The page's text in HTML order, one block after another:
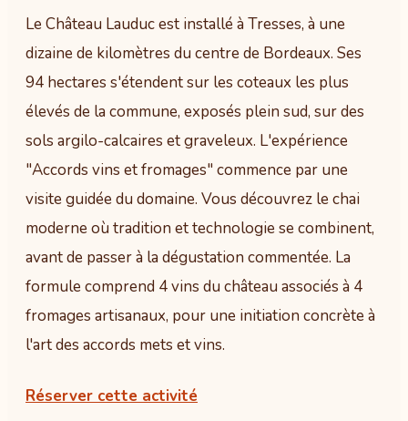
Le Château Lauduc est installé à Tresses, à une
dizaine de kilomètres du centre de Bordeaux. Ses
94 hectares s'étendent sur les coteaux les plus
élevés de la commune, exposés plein sud, sur des
sols argilo-calcaires et graveleux. L'expérience
"Accords vins et fromages" commence par une
visite guidée du domaine. Vous découvrez le chai
moderne où tradition et technologie se combinent,
avant de passer à la dégustation commentée. La
formule comprend 4 vins du château associés à 4
fromages artisanaux, pour une initiation concrète à
l'art des accords mets et vins.
Réserver cette activité